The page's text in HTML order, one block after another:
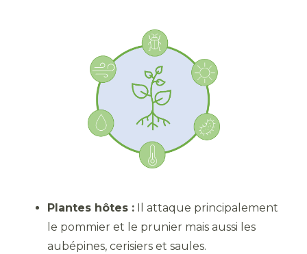
Plantes hôtes : Il attaque principalement
le pommier et le prunier mais aussi les
aubépines, cerisiers et saules.